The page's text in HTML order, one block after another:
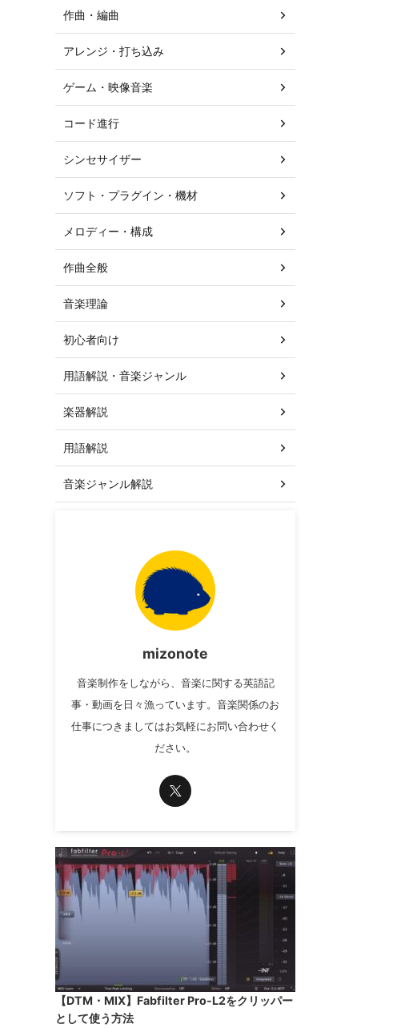
作曲・編曲
アレンジ・打ち込み
ゲーム・映像音楽
コード進行
シンセサイザー
ソフト・プラグイン・機材
メロディー・構成
作曲全般
音楽理論
初心者向け
用語解説・音楽ジャンル
楽器解説
用語解説
音楽ジャンル解説
mizonote
音楽制作をしながら、音楽に関する英語記
事・動画を日々漁っています。音楽関係のお
仕事につきましてはお気軽にお問い合わせく
ださい。
【DTM・MIX】Fabfilter Pro-L2をクリッパー
として使う方法